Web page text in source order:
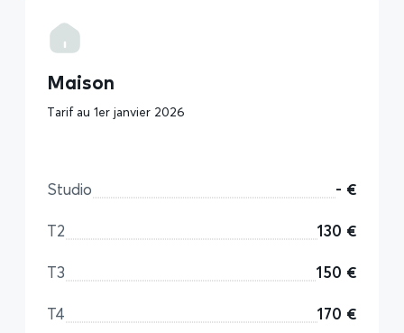
Maison
Tarif au 1er janvier 2026
Studio - €
T2 130 €
T3 150 €
T4 170 €